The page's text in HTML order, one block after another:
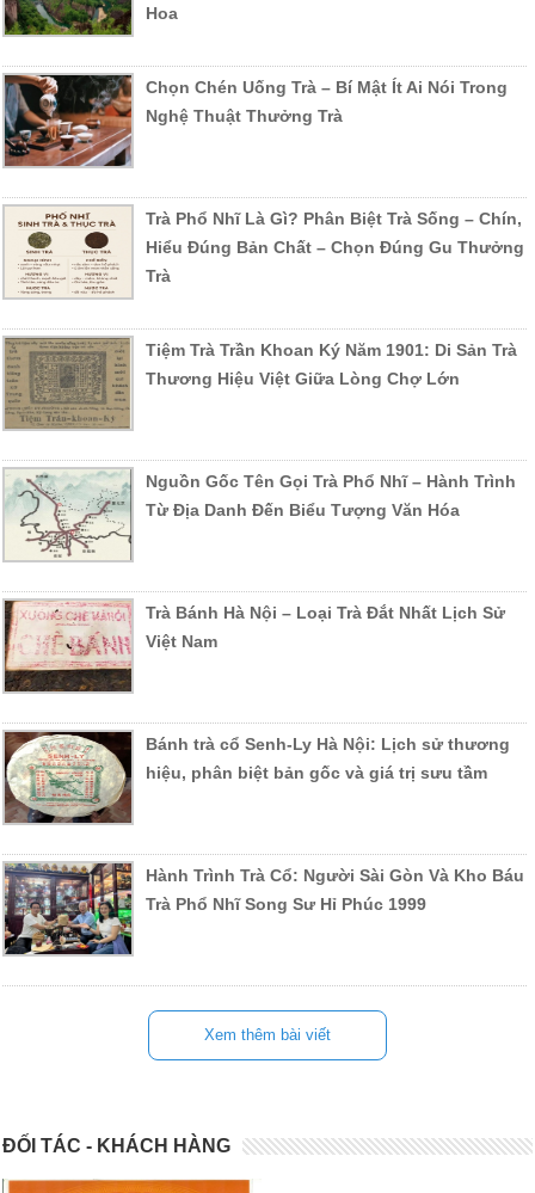
Hoa
Chọn Chén Uống Trà – Bí Mật Ít Ai Nói Trong
Nghệ Thuật Thưởng Trà
Trà Phổ Nhĩ Là Gì? Phân Biệt Trà Sống – Chín,
Hiểu Đúng Bản Chất – Chọn Đúng Gu Thưởng
Trà
Tiệm Trà Trần Khoan Ký Năm 1901: Di Sản Trà
Thương Hiệu Việt Giữa Lòng Chợ Lớn
Nguồn Gốc Tên Gọi Trà Phổ Nhĩ – Hành Trình
Từ Địa Danh Đến Biểu Tượng Văn Hóa
Trà Bánh Hà Nội – Loại Trà Đắt Nhất Lịch Sử
Việt Nam
Bánh trà cổ Senh-Ly Hà Nội: Lịch sử thương
hiệu, phân biệt bản gốc và giá trị sưu tầm
Hành Trình Trà Cổ: Người Sài Gòn Và Kho Báu
Trà Phổ Nhĩ Song Sư Hỉ Phúc 1999
Xem thêm bài viết
ĐỐI TÁC - KHÁCH HÀNG